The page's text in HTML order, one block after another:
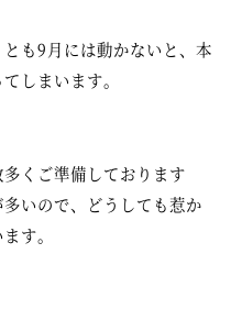
も9月には動かないと、本
しまいます。
くご準備しております
いので、どうしても惹か
す。